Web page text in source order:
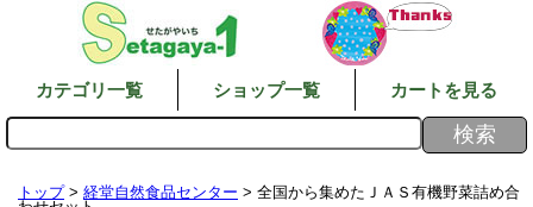
カテゴリ一覧 ショップ一覧 カートを見る
トップ> 経堂自然食品センター > 全国から集めたＪＡＳ有機野菜詰め合